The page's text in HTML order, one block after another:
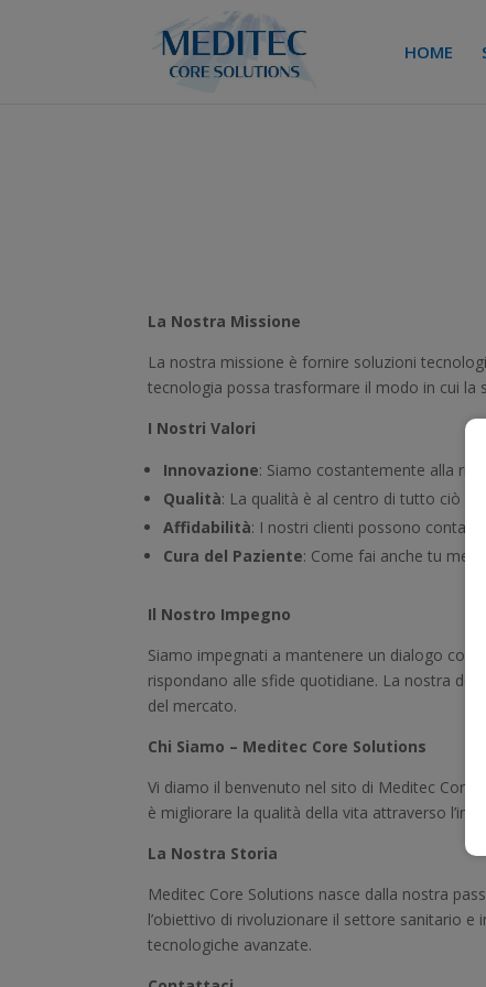
HOME
La Nostra Missione
La nostra missione è fornire soluzioni
tecnologia possa trasformare il modo in cui la
I Nostri Valori
Innovazione: Siamo costantemente alla
Qualità: La qualità è al centro di tutto ciò
Affidabilità: I nostri clienti possono contare
Cura del Paziente: Come fai anche tu
Il Nostro Impegno
Siamo impegnati a mantenere un dialogo
rispondano alle sfide quotidiane. La nostra
del mercato.
Chi Siamo – Meditec Core Solutions
Vi diamo il benvenuto nel sito di Meditec
è migliorare la qualità della vita attraverso
La Nostra Storia
Meditec Core Solutions nasce dalla nostra
l’obiettivo di rivoluzionare il settore sanitario
tecnologiche avanzate.